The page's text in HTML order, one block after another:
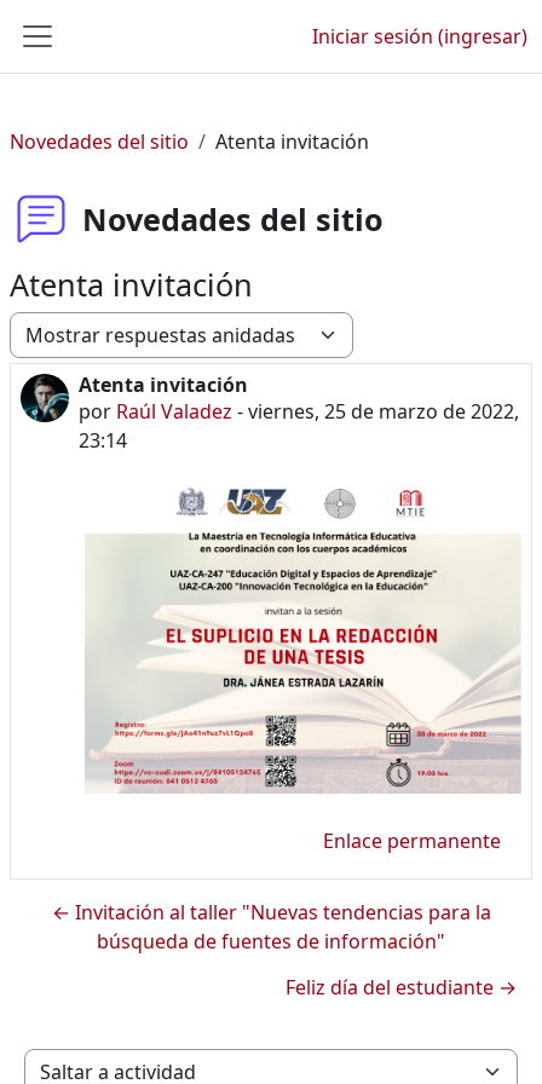
Pánel lateral
Iniciar sesión (ingresar)
Novedades del sitio Atenta invitación
Novedades del sitio
Atenta invitación
Modo de visualización
Atenta invitación
por Raúl Valadez -viernes, 25 de marzo de 2022,
23:14
Número de respuestas: 0
Enlace permanente
← Invitación al taller "Nuevas tendencias para la
búsqueda de fuentes de información"
Feliz día del estudiante →